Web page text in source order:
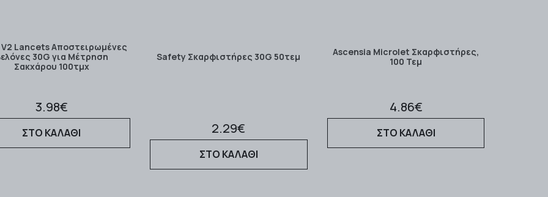
Lancets Αποστειρωμένες
30G για Μέτρηση
Σακχάρου 100τμχ
3.98€
ΣΤΟ ΚΑΛΑΘΙ
Safety Σκαρφιστήρες 30G 50τεμ
2.29€
ΣΤΟ ΚΑΛΑΘΙ
Ascensia Microlet Σκαρφιστήρες,
100 Τεμ
4.86€
ΣΤΟ ΚΑΛΑΘΙ